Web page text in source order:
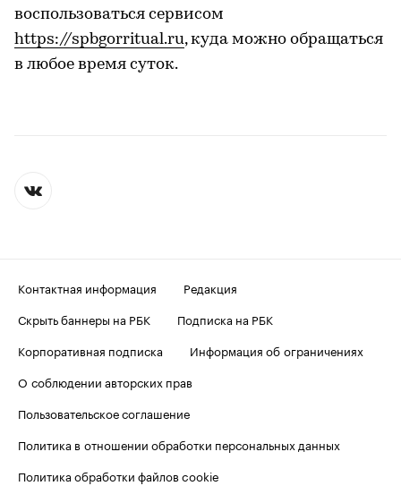
воспользоваться сервисом
https://spbgorritual.ru, куда можно обращаться
в любое время суток.
Контактная информация
Редакция
Скрыть баннеры на РБК
Подписка на РБК
Корпоративная подписка
Информация об ограничениях
О соблюдении авторских прав
Пользовательское соглашение
Политика в отношении обработки персональных данных
Политика обработки файлов cookie